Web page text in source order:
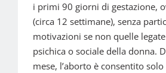
i primi 90 giorni di gestazione,
(circa 12 settimane), senza
motivazioni se non quelle
psichica o sociale della donna.
mese, l’aborto è consentito